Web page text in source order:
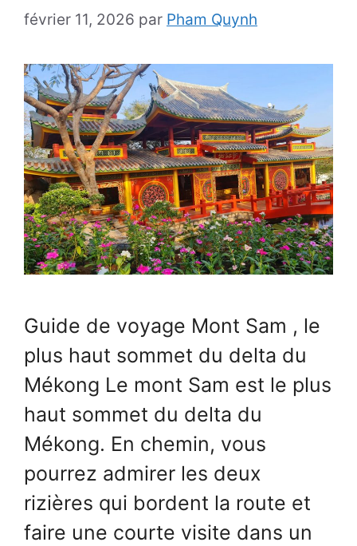
février 11, 2026 par Pham Quynh
Guide de voyage Mont Sam , le
plus haut sommet du delta du
Mékong Le mont Sam est le plus
haut sommet du delta du
Mékong. En chemin, vous
pourrez admirer les deux
rizières qui bordent la route et
faire une courte visite dans un